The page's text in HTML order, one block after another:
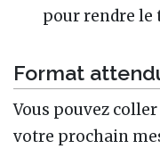
pour rendre le
Format
Vous pouvez
votre prochain